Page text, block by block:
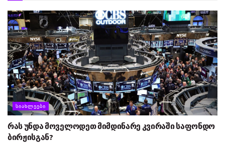
ᲡᲘᲐᲮᲚᲔᲔᲑᲘ
რას უნდა მოველოდეთ მიმდინარე კვირაში საფონდო
ბირჟისგან?